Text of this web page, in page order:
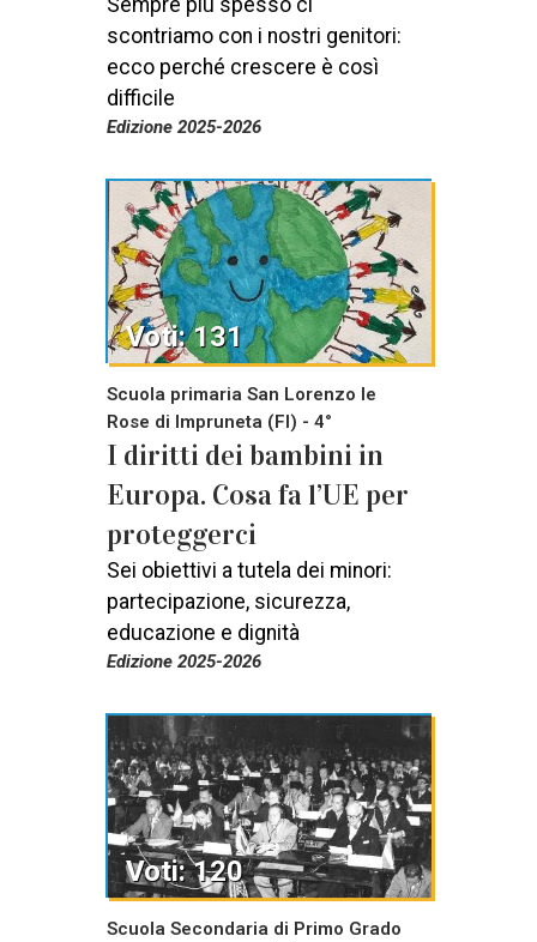
Sempre più spesso ci
scontriamo con i nostri genitori:
ecco perché crescere è così
difficile
Edizione 2025-2026
Scuola primaria San Lorenzo le
Rose di Impruneta (FI) - 4°
I diritti dei bambini in
Europa. Cosa fa l’UE per
proteggerci
Sei obiettivi a tutela dei minori:
partecipazione, sicurezza,
educazione e dignità
Edizione 2025-2026
Voti: 131
Scuola Secondaria di Primo Grado
Voti: 120